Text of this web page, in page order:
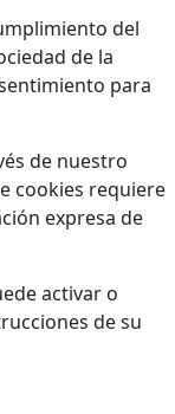
del
de la
para
de nuestro
cookies requiere
expresa de
activar o
de su